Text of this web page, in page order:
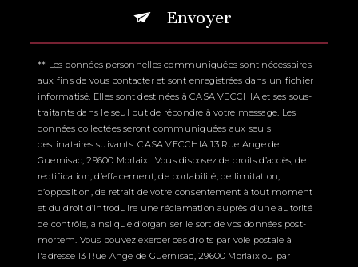
Envoyer
** Les données personnelles communiquées sont nécessaires
aux fins de vous contacter et sont enregistrées dans un fichier
informatisé. Elles sont destinées à CASA VECCHIA et ses sous-
traitants dans le seul but de répondre à votre message. Les
données collectées seront communiquées aux seuls
destinataires suivants: CASA VECCHIA 13 Rue Ange de
Guernisac, 29600 Morlaix . Vous disposez de droits d’accès, de
rectification, d’effacement, de portabilité, de limitation,
d’opposition, de retrait de votre consentement à tout moment
et du droit d’introduire une réclamation auprès d’une autorité
de contrôle, ainsi que d’organiser le sort de vos données post-
mortem. Vous pouvez exercer ces droits par voie postale à
l'adresse 13 Rue Ange de Guernisac, 29600 Morlaix ou par